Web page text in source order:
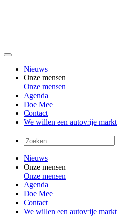
Nieuws
Onze mensen
Onze mensen
Agenda
Doe Mee
Contact
We willen een autovrije markt
Nieuws
Onze mensen
Onze mensen
Agenda
Doe Mee
Contact
We willen een autovrije markt